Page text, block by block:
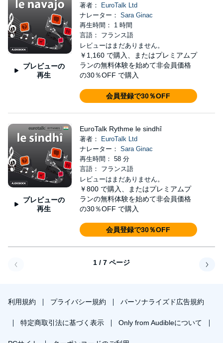
プレビューの
再生
著者：
EuroTalk Ltd
ナレーター： Sara Ginac
再生時間： 1 時間
言語： フランス語
レビューはまだありません。
￥1,160 で購入、またはプレミアムプ
ランの無料体験を始めて非会員価格
の30％OFF で購入
会員登録で30％OFF
プレビューの
再生
EuroTalk Rythme le sindhî
著者：
EuroTalk Ltd
ナレーター： Sara Ginac
再生時間： 58 分
言語： フランス語
レビューはまだありません。
￥800 で購入、またはプレミアムプ
ランの無料体験を始めて非会員価格
の30％OFF で購入
会員登録で30％OFF
1 / 7 ページ
利用規約 プライバシー規約 パーソナライズド広告規約
特定商取引法に基づく表示 Only from Audibleについて